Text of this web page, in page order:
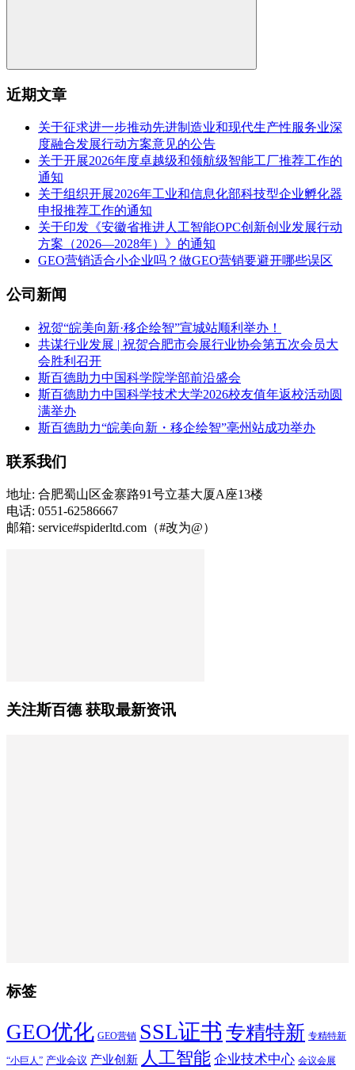
近期文章
关于征求进一步推动先进制造业和现代生产性服务业深
度融合发展行动方案意见的公告
关于开展2026年度卓越级和领航级智能工厂推荐工作的
通知
关于组织开展2026年工业和信息化部科技型企业孵化器
申报推荐工作的通知
关于印发《安徽省推进人工智能OPC创新创业发展行动
方案（2026—2028年）》的通知
GEO营销适合小企业吗？做GEO营销要避开哪些误区
公司新闻
祝贺“皖美向新·移企绘智”宣城站顺利举办！
共谋行业发展 | 祝贺合肥市会展行业协会第五次会员大
会胜利召开
斯百德助力中国科学院学部前沿盛会
斯百德助力中国科学技术大学2026校友值年返校活动圆
满举办
斯百德助力“皖美向新・移企绘智”亳州站成功举办
联系我们
地址: 合肥蜀山区金寨路91号立基大厦A座13楼
电话: 0551-62586667
邮箱: service#spiderltd.com（#改为@）
关注斯百德 获取最新资讯
标签
GEO优化 GEO营销 SSL证书 专精特新 专精特新
“小巨人” 产业会议 产业创新 人工智能 企业技术中心 会议会展